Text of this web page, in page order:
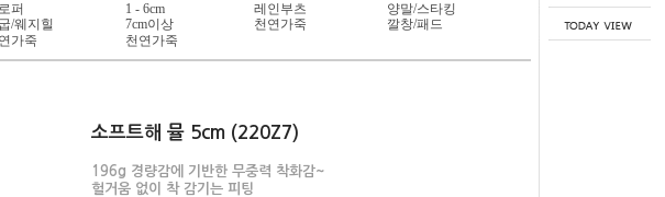
퍼
/웨지힐
가죽
1 - 6cm
7cm이상
천연가죽
레인부츠
천연가죽
양말/스타킹
깔창/패드
소프트해 뮬 5cm (220Z7)
196g 경량감에 기반한 무중력 착화감~
헐거움 없이 착 감기는 피팅